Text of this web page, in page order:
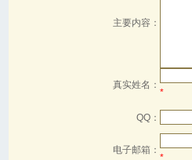
主要内容：
真实姓名：
*
QQ：
电子邮箱：
*